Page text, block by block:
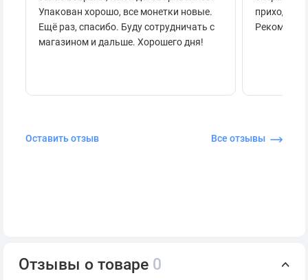
Упакован хорошо, все монетки новые.
Ещё раз, спасибо. Буду сотрудничать с
магазином и дальше. Хорошего дня!
приходило
Оставить отзыв Все отзывы
Отзывы о товаре 0